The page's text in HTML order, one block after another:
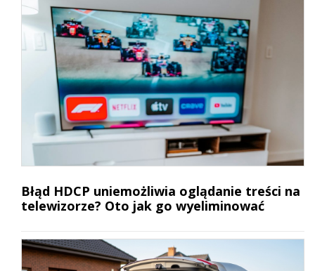
Błąd HDCP uniemożliwia oglądanie treści na
telewizorze? Oto jak go wyeliminować